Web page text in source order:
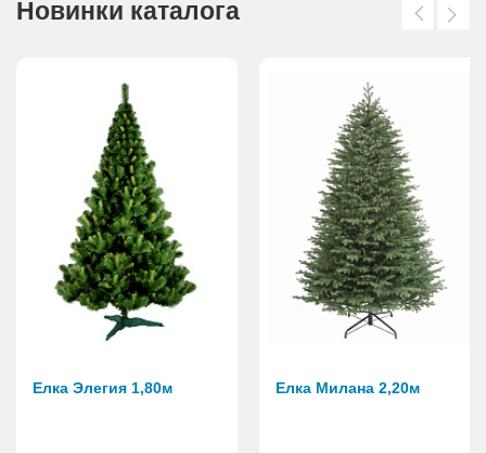
Новинки каталога
Елка Элегия 1,80м Елка Милана 2,20м